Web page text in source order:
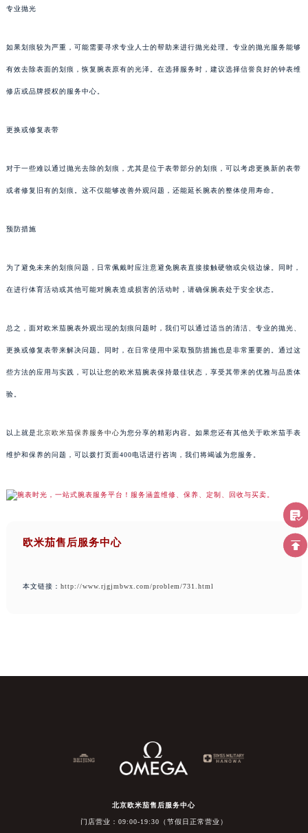
专业抛光
如果划痕较为严重，可能需要寻求专业人士的帮助来进行抛光处理。专业的抛光服务能够
有效去除表面的划痕，恢复腕表原有的光泽。在选择服务时，建议选择信誉良好的钟表维
修店或品牌授权的服务中心。
更换或修复表带
对于一些难以通过抛光去除的划痕，尤其是位于表带部分的划痕，可以考虑更换新的表带
或者修复旧有的划痕。这不仅能够改善外观问题，还能延长腕表的整体使用寿命。
预防措施
为了避免未来的划痕问题，日常佩戴时应注意避免腕表直接接触硬物或尖锐边缘。同时，
在进行体育活动或其他可能对腕表造成损害的活动时，请确保腕表处于安全状态。
总之，面对欧米茄腕表外观出现的划痕问题时，我们可以通过适当的清洁、专业的抛光、
更换或修复表带来解决问题。同时，在日常使用中采取预防措施也是非常重要的。通过这
些方法的应用与实践，可以让您的欧米茄腕表保持最佳状态，享受其带来的优雅与品质体
验。
以上就是北京欧米茄保养服务中心为您分享的精彩内容。如果您还有其他关于欧米茄手表
维护和保养的问题，可以拨打页面400电话进行咨询，我们将竭诚为您服务。
欧米茄售后服务中心
本文链接： http://www.rjgjmbwx.com/problem/731.html
北京欧米茄售后服务中心
门店营业：09:00-19:30（节假日正常营业）